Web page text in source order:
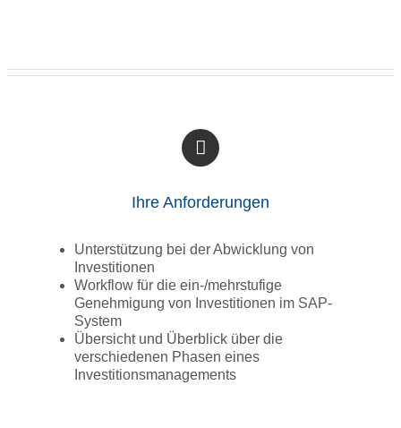
Ihre Anforderungen
Unterstützung bei der Abwicklung von
Investitionen
Workflow für die ein-/mehrstufige
Genehmigung von Investitionen im SAP-
System
Übersicht und Überblick über die
verschiedenen Phasen eines
Investitionsmanagements